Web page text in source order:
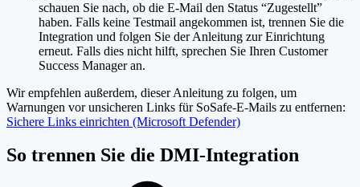
schauen Sie nach, ob die E-Mail den Status “Zugestellt”
haben. Falls keine Testmail angekommen ist, trennen Sie die
Integration und folgen Sie der Anleitung zur Einrichtung
erneut. Falls dies nicht hilft, sprechen Sie Ihren Customer
Success Manager an.
Wir empfehlen außerdem, dieser Anleitung zu folgen, um
Warnungen vor unsicheren Links für SoSafe-E-Mails zu entfernen:
Sichere Links einrichten (Microsoft Defender)
So trennen Sie die DMI-Integration